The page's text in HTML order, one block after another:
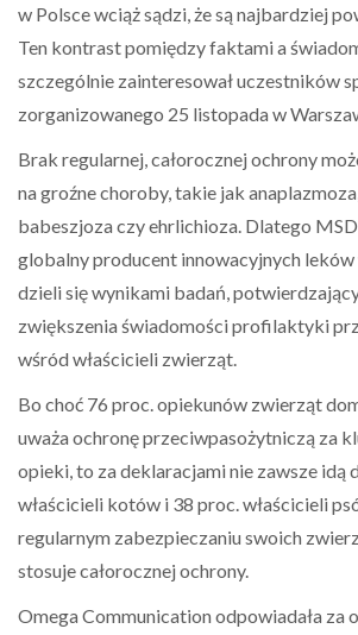
w Polsce wciąż sądzi, że są najbardziej
Ten kontrast pomiędzy faktami a
szczególnie zainteresował uczestników
zorganizowanego 25 listopada w
Brak regularnej, całorocznej ochrony
na groźne choroby, takie jak
babeszjoza czy ehrlichioza. Dlatego
globalny producent innowacyjnych leków
dzieli się wynikami badań,
zwiększenia świadomości profilaktyki
wśród właścicieli zwierząt.
Bo choć 76 proc. opiekunów zwierząt
uważa ochronę przeciwpasożytniczą za
opieki, to za deklaracjami nie zawsze idą
właścicieli kotów i 38 proc. właścicieli
regularnym zabezpieczaniu swoich
stosuje całorocznej ochrony.
Omega Communication odpowiadała za